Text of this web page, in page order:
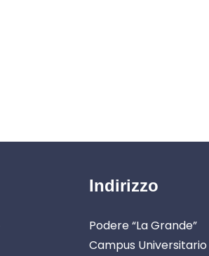
Indirizzo
Podere “La Grande”
Campus